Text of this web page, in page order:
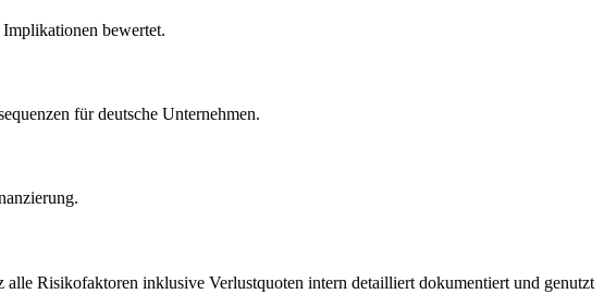
bewertet.
für deutsche Unternehmen.
Risikofaktoren inklusive Verlustquoten intern detailliert dokumentiert und genutzt